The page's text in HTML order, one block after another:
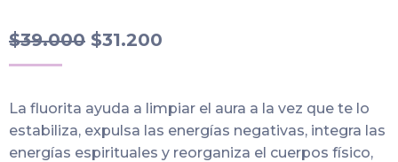
$39.000 El
era:
$39.000.
$31.200
es:
$31.200.
La fluorita ayuda a limpiar el aura a la vez que te lo
estabiliza, expulsa las energías negativas, integra las
energías espirituales y reorganiza el cuerpos físico,